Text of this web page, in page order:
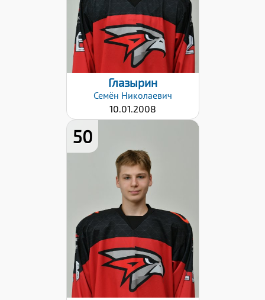
Разряд:
3
Дата заявки:
06.09.2024
Глазырин
Семён Николаевич
10.01.2008
50
Рост:
180
Вес:
71
Хват клюшки:
Левый
Дата заявки:
06.09.2024